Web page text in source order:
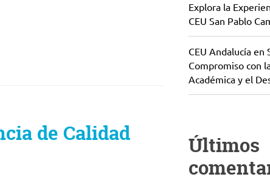
de Calidad
Explora la
CEU San Pablo
CEU Andalucía en
Compromiso con
Académica y el
Últimos